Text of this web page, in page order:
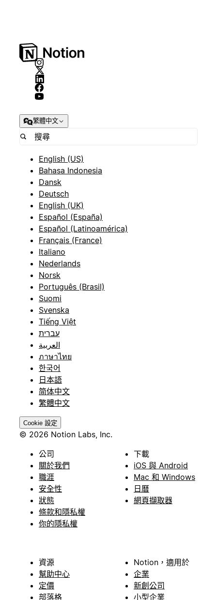
繁體中文
English (US)
Bahasa Indonesia
Dansk
Deutsch
English (UK)
Español (España)
Español (Latinoamérica)
Français (France)
Italiano
Nederlands
Norsk
Português (Brasil)
Suomi
Svenska
Tiếng Việt
עברית
العربية
ภาษาไทย
한국어
日本語
简体中文
繁體中文
Cookie 設定
© 2026 Notion Labs, Inc.
公司
關於我們
職涯
安全性
狀態
條款和隱私權
你的隱私權
下載
iOS 與 Android
Mac 和 Windows
日曆
網頁擷取器
資源
幫助中心
定價
部落格
Notion，適用於
企業
新創公司
小型企業